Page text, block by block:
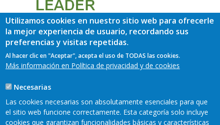
Utilizamos cookies en nuestro sitio web para ofrecerle
la mejor experiencia de usuario, recordando sus
preferencias y visitas repetidas.
Al hacer clic en "Aceptar", acepta el uso de TODAS las cookies.
Más información en Política de privacidad y de cookies
Necesarias
Las cookies necesarias son absolutamente esenciales para que
el sitio web funcione correctamente. Esta categoría solo incluye
cookies que garantizan funcionalidades básicas y características